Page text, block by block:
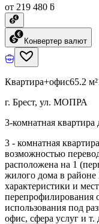
от 219 480 ƃ
Конвертер валют
Квартира+офис65.2 м²
г. Брест, ул. МОПРА
3-комнатная
3 - комнатная
возможностью
расположена на 1
жилого дома в
характеристики и
перепрофилирования
использования под
офис, сфера услуг и т.